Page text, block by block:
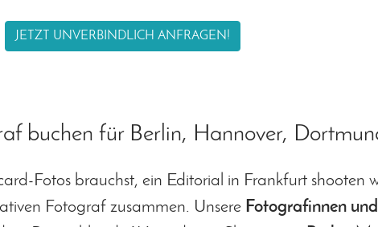
JETZT UNVERBINDLICH ANFRAGEN!
buchen für Berlin, Hannover,
Fotos brauchst, ein Editorial in Frankfurt shooten
Fotograf zusammen. Unsere Fotografinnen